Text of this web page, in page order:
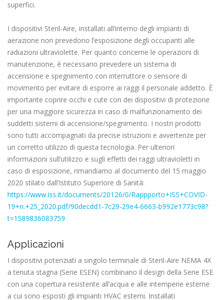
superfici.
I dispositivi Steril-Aire, installati all’interno degli impianti di
aerazione non prevedono l’esposizione degli occupanti alle
radiazioni ultraviolette. Per quanto concerne le operazioni di
manutenzione, è necessario prevedere un sistema di
accensione e spegnimento con interruttore o sensore di
movimento per evitare di esporre ai raggi il personale addetto. È
importante coprire occhi e cute con dei dispositivi di protezione
per una maggiore sicurezza in caso di malfunzionamento dei
suddetti sistemi di accensione/spegnimento. I nostri prodotti
sono tutti accompagnati da precise istruzioni e avvertenze per
un corretto utilizzo di questa tecnologia. Per ulteriori
informazioni sull’utilizzo e sugli effetti dei raggi ultravioletti in
caso di esposizione, rimandiamo al documento del 15 maggio
2020 stilato dall’Istituto Superiore di Sanità:
https://www.iss.it/documents/20126/0/Rappporto+ISS+COVID-
19+n.+25_2020.pdf/90decdd1-7c29-29e4-6663-b992e1773c98?
t=1589836083759
Applicazioni
I dispositivi potenziati a singolo terminale di Steril-Aire NEMA 4X
a tenuta stagna (Serie ESEN) combinano il design della Serie ESE
con una copertura resistente all’acqua e alle intemperie esterne
a cui sono esposti gli impianti HVAC esterni. Installati